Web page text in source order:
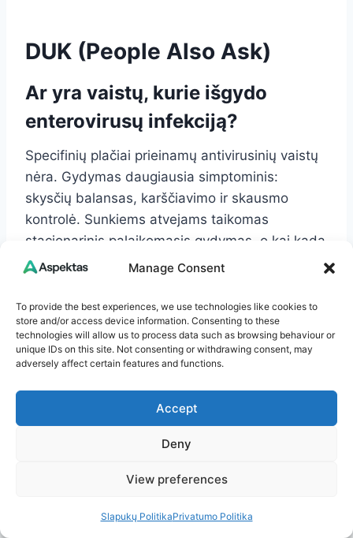
Manage Consent
To provide the best experiences, we use technologies like cookies to
store and/or access device information. Consenting to these
technologies will allow us to process data such as browsing behaviour or
unique IDs on this site. Not consenting or withdrawing consent, may
adversely affect certain features and functions.
Accept
Deny
View preferences
Slapukų PolitikaPrivatumo Politika
DUK (People Also Ask)
Ar yra vaistų, kurie išgydo
enterovirusų infekciją?
Specifinių plačiai prieinamų antivirusinių vaistų
nėra. Gydymas daugiausia simptominis:
skysčių balansas, karščiavimo ir skausmo
kontrolė. Sunkiems atvejams taikomas
stacionarinis palaikomasis gydymas, o kai kada
– intraveniniai imunoglobulinai.
Kiek laiko žmogus lieka
užkrečiamas?
higiena būtina ir pasijutus geriau.
veiksmingi prieš enterovirusus?